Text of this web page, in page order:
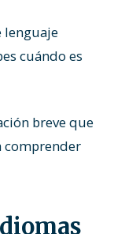
lenguaje
cuándo es
breve que
comprender